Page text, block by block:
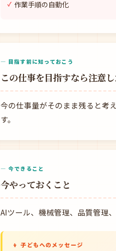
作業手順の自動化
— 目指す前に知っておこう
この仕事を目指すなら注意
今の仕事量がそのまま残ると考
す。
— 今できること
今やっておくこと
AIツール、機械管理、品質管理
👦 子どもへのメッセージ